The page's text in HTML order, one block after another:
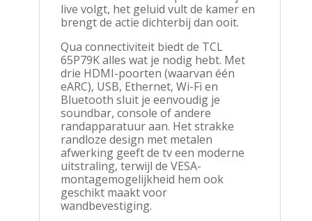
live volgt, het geluid vult de kamer en
brengt de actie dichterbij dan ooit.
Qua connectiviteit biedt de TCL
65P79K alles wat je nodig hebt. Met
drie HDMI-poorten (waarvan één
eARC), USB, Ethernet, Wi-Fi en
Bluetooth sluit je eenvoudig je
soundbar, console of andere
randapparatuur aan. Het strakke
randloze design met metalen
afwerking geeft de tv een moderne
uitstraling, terwijl de VESA-
montagemogelijkheid hem ook
geschikt maakt voor
wandbevestiging.